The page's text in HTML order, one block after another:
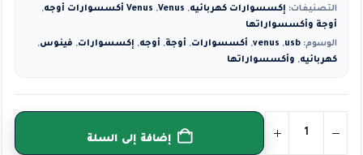
التصنيفات: إكسسوارات كهربائيه,
Venus
, Venus أكسسوارات أوجه
,
أوجة وأكسسواراتها
الوسوم: usb
,
venus
, أكسسوارات, أوجة, أوجه, إكسسوارات, فينوس,
كهربائيه, وأكسسواراتها
إضافة إلى السلة